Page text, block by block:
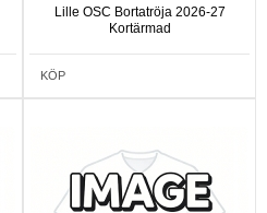
Lille OSC Bortatröja 2026-27
Kortärmad
KÖP